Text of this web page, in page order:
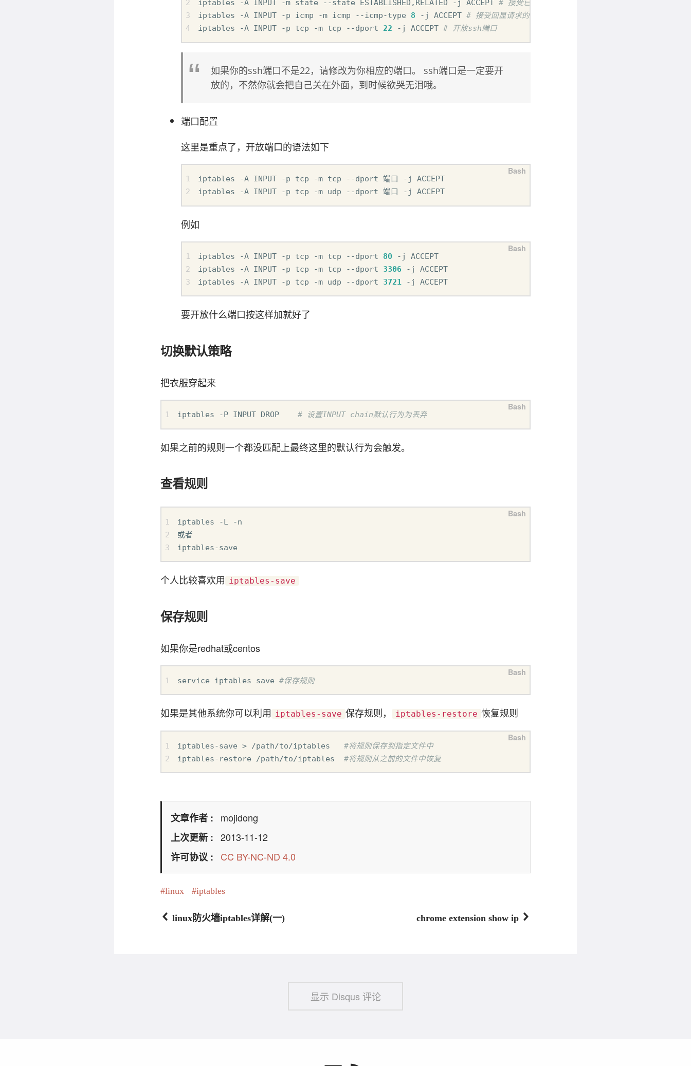
iptables -A INPUT -m state --state ESTABLISHED,RELATED -j ACCEPT # 接受已建立的   联建和与已建立的链接有关系的链接
iptables -A INPUT -p icmp -m icmp --icmp-type 8 -j ACCEPT # 接受回显请求的ping
iptables -A INPUT -p tcp -m tcp --dport 22 -j ACCEPT # 开放ssh端口
如果你的ssh端口不是22，请修改为你相应的端口。 ssh端口是一定要开
放的，不然你就会把自己关在外面，到时候欲哭无泪哦。
端口配置
这里是重点了，开放端口的语法如下
iptables -A INPUT -p tcp -m tcp --dport 端口 -j ACCEPT
iptables -A INPUT -p tcp -m udp --dport 端口 -j ACCEPT
例如
iptables -A INPUT -p tcp -m tcp --dport 80 -j ACCEPT
iptables -A INPUT -p tcp -m tcp --dport 3306 -j ACCEPT
iptables -A INPUT -p tcp -m udp --dport 3721 -j ACCEPT
要开放什么端口按这样加就好了
切换默认策略
把衣服穿起来
iptables -P INPUT DROP # 设置INPUT chain默认行为为丢弃
如果之前的规则一个都没匹配上最终这里的默认行为会触发。
查看规则
iptables -L -n
或者
iptables-save
个人比较喜欢用 iptables-save
保存规则
如果你是redhat或centos
service iptables save #保存规则
如果是其他系统你可以利用 iptables-save 保存规则， iptables-restore 恢复规则
iptables-save > /path/to/iptables #将规则保存到指定文件中
iptables-restore /path/to/iptables #将规则从之前的文件中恢复
文章作者
mojidong
上次更新
2013-11-12
许可协议
CC BY-NC-ND 4.0
linux iptables
linux防火墙iptables详解(一) chrome extension show ip
显示 Disqus 评论